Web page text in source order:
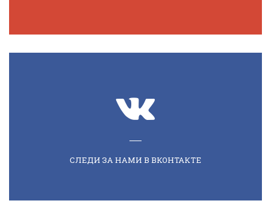
СЛЕДИ ЗА НАМИ В ВКОНТАКТЕ